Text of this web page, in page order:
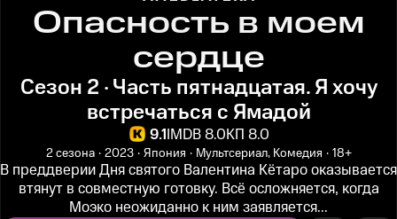
Опасность в моем
сердце
Сезон 2 · Часть пятнадцатая. Я хочу
встречаться с Ямадой
9.1IMDB 8.0КП 8.0
2 сезона 2023 Япония Мультсериал, Комедия 18+
В преддверии Дня святого Валентина Кётаро оказывается
втянут в совместную готовку. Всё осложняется, когда
Моэко неожиданно к ним заявляется...